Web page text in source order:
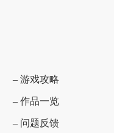
– 游戏攻略
– 作品一览
– 问题反馈